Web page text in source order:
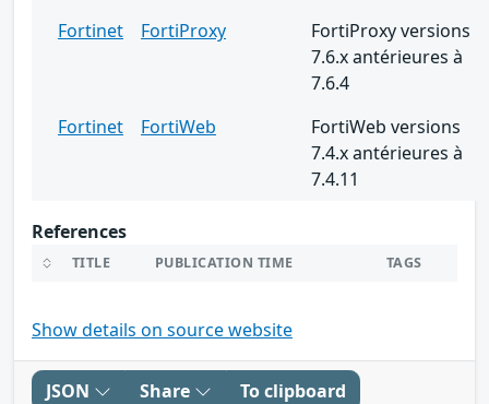
Fortinet
FortiProxy
FortiProxy versions
7.6.x antérieures à
7.6.4
Fortinet
FortiWeb
FortiWeb versions
7.4.x antérieures à
7.4.11
References
TITLE PUBLICATION TIME TAGS
Show details on source website
JSON Share To clipboard